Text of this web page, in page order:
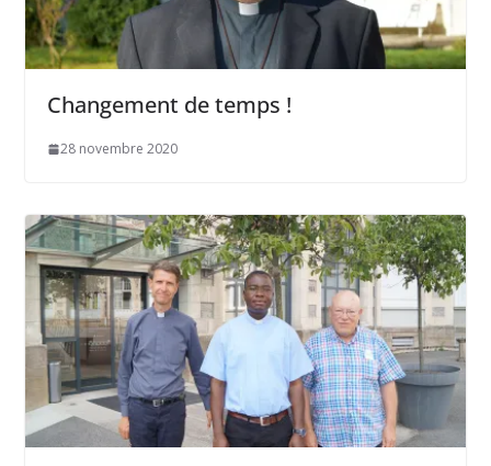
Changement de temps !
28 novembre 2020